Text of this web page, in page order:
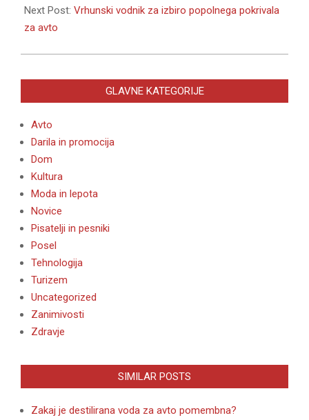
03
Next Post: Vrhunski vodnik za izbiro popolnega pokrivala
za avto
GLAVNE KATEGORIJE
Avto
Darila in promocija
Dom
Kultura
Moda in lepota
Novice
Pisatelji in pesniki
Posel
Tehnologija
Turizem
Uncategorized
Zanimivosti
Zdravje
SIMILAR POSTS
Zakaj je destilirana voda za avto pomembna?